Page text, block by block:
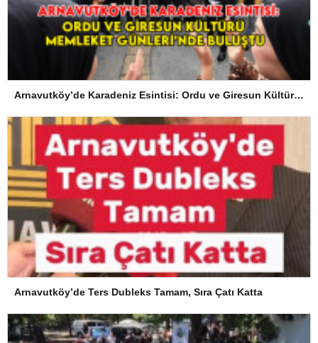
Arnavutköy’de Karadeniz Esintisi: Ordu ve Giresun Kültürü Memleket Günleri’nde Buluştu
Arnavutköy’de Ters Dubleks Tamam, Sıra Çatı Katta